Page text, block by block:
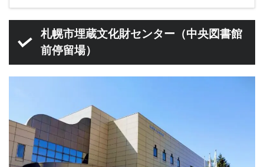
札幌市埋蔵文化財センター（中央図書館
前停留場）